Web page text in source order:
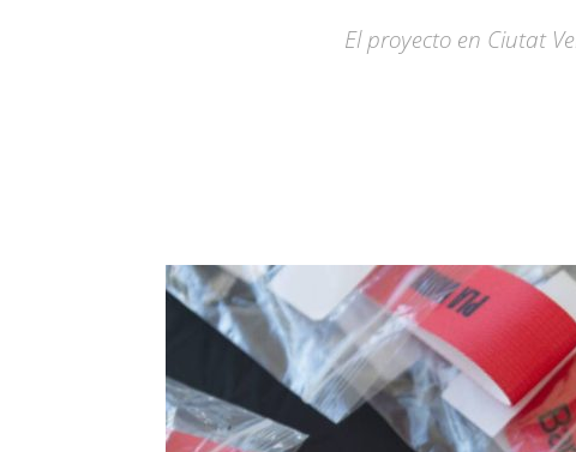
El proyecto en Ciutat